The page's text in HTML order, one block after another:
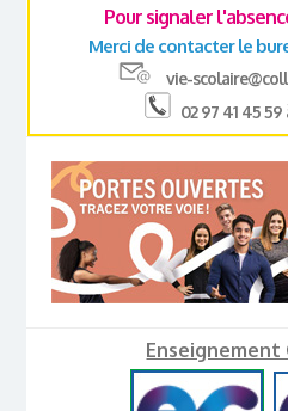
Pour signaler
Merci de contacter le
vie-
02 97 41 45
Enseignement